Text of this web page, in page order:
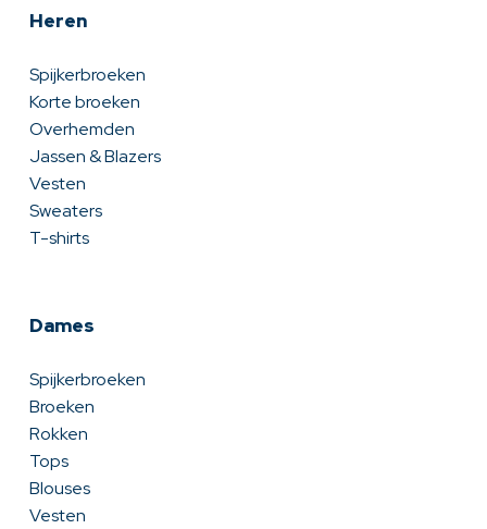
Heren
Spijkerbroeken
Korte broeken
Overhemden
Jassen & Blazers
Vesten
Sweaters
T-shirts
Dames
Spijkerbroeken
Broeken
Rokken
Tops
Blouses
Vesten